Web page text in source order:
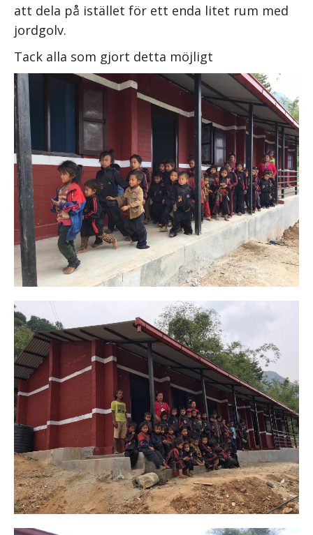
att dela på istället för ett enda litet rum med
jordgolv.
Tack alla som gjort detta möjligt